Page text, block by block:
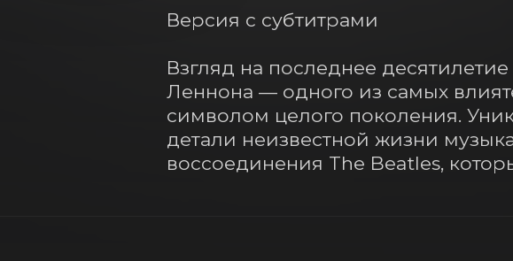
Версия с субтитрами
Взгляд на последнее
Леннона — одного из самых
символом целого поколения.
детали неизвестной жизни
воссоединения The Beatles,